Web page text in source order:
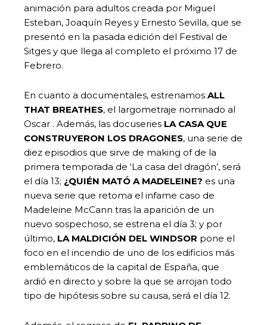
animación para adultos creada por Miguel
Esteban, Joaquín Reyes y Ernesto Sevilla, que se
presentó en la pasada edición del Festival de
Sitges y que llega al completo el próximo 17 de
Febrero.
En cuanto a documentales, estrenamos ALL
THAT BREATHES, el largometraje nominado al
Oscar . Además, las docuseries LA CASA QUE
CONSTRUYERON LOS DRAGONES, una serie de
diez episodios que sirve de making of de la
primera temporada de ‘La casa del dragón’, será
el día 13; ¿QUIÉN MATÓ A MADELEINE? es una
nueva serie que retoma el infame caso de
Madeleine McCann tras la aparición de un
nuevo sospechoso, se estrena el día 3; y por
último, LA MALDICIÓN DEL WINDSOR pone el
foco en el incendio de uno de los edificios más
emblemáticos de la capital de España, que
ardió en directo y sobre la que se arrojan todo
tipo de hipótesis sobre su causa, será el día 12.